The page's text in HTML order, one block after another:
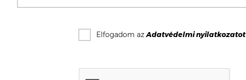
Elfogadom azAdatvédelmi nyilatkozatot